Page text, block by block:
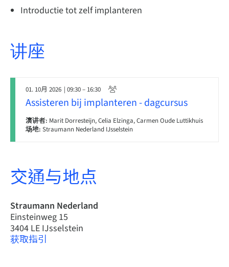
Introductie tot zelf implanteren
讲座
01. 10月 2026 | 09:30 – 16:30
Assisteren bij implanteren - dagcursus
演讲者: Marit Dorresteijn, Celia Elzinga, Carmen Oude Luttikhuis
场地: Straumann Nederland IJsselstein
交通与地点
Straumann Nederland
Einsteinweg 15
3404 LE IJsselstein
获取指引